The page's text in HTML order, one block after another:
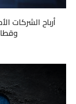
أرباح الشركات